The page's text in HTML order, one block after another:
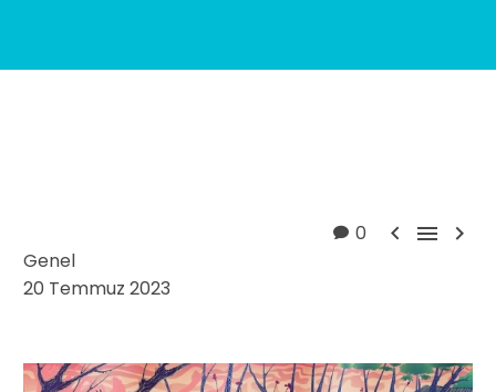
0   
Genel
20 Temmuz 2023